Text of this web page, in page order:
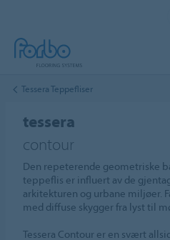
Tessera Teppefliser
tessera
contour
Den repeterende geometriske
teppeflis er influert av de
arkitekturen og urbane miljøer.
med diffuse skygger fra lyst til
Tessera Contour er en svært